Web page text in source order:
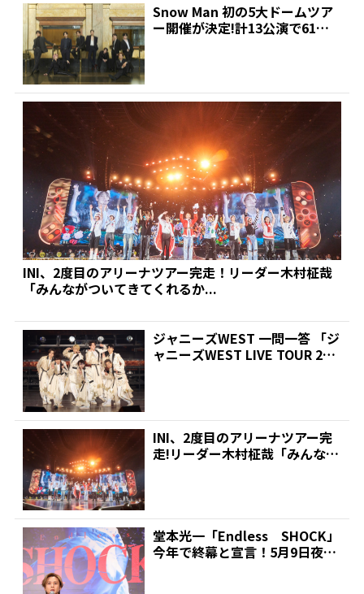
Snow Man 初の5大ドームツア
ー開催が決定!計13公演で61万5
INI、2度目のアリーナツアー完走！リーダー木村柾哉
「みんながついてきてくれるか...
ジャニーズWEST 一問一答 「ジ
ャニーズWEST LIVE TOUR 202
INI、2度目のアリーナツアー完
走!リーダー木村柾哉「みんなが
堂本光一「Endless SHOCK」
今年で終幕と宣言！5月9日夜公